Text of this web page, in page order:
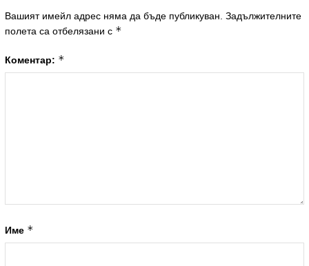
Вашият имейл адрес няма да бъде публикуван. Задължителните
полета са отбелязани с *
Коментар: *
Име *